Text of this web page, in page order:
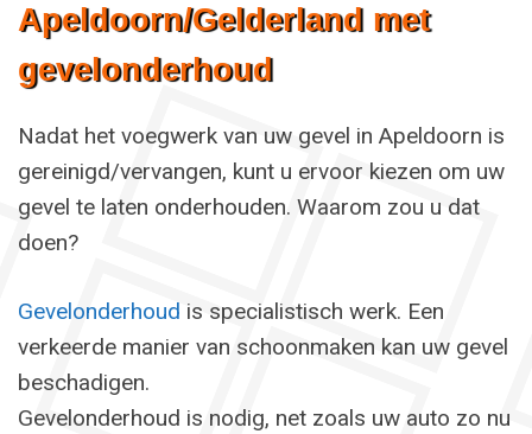
Apeldoorn/Gelderland met
gevelonderhoud
Nadat het voegwerk van uw gevel in Apeldoorn is
gereinigd/vervangen, kunt u ervoor kiezen om uw
gevel te laten onderhouden. Waarom zou u dat
doen?
Gevelonderhoud is specialistisch werk. Een
verkeerde manier van schoonmaken kan uw gevel
beschadigen.
Gevelonderhoud is nodig, net zoals uw auto zo nu